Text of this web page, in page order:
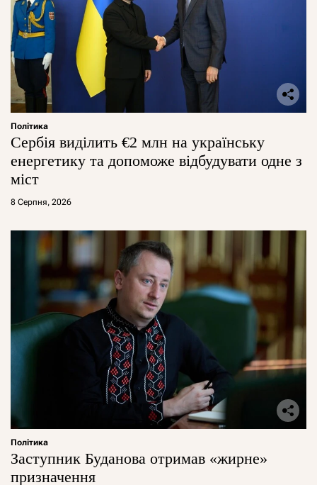
Політика
Сербія виділить €2 млн на українську
енергетику та допоможе відбудувати одне з
міст
8 Серпня, 2026
Політика
Заступник Буданова отримав «жирне»
призначення